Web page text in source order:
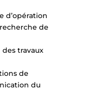
d’opération
de
travaux
de
du